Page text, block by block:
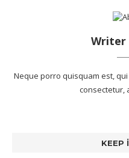
Writer
Neque porro quisquam est,
consectetur,
KEEP